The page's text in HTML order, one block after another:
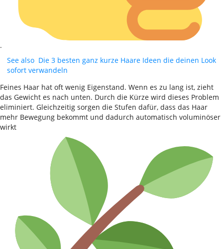
.
See also Die 3 besten ganz kurze Haare Ideen die deinen Look
sofort verwandeln
Feines Haar hat oft wenig Eigenstand. Wenn es zu lang ist, zieht
das Gewicht es nach unten. Durch die Kürze wird dieses Problem
eliminiert. Gleichzeitig sorgen die Stufen dafür, dass das Haar
mehr Bewegung bekommt und dadurch automatisch voluminöser
wirkt